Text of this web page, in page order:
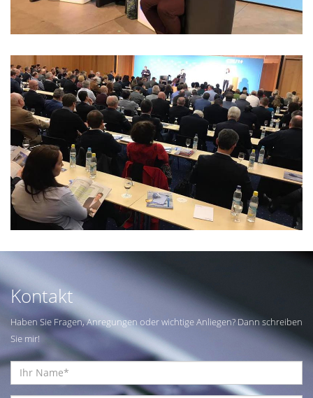
Kontakt
Haben Sie Fragen, Anregungen oder wichtige Anliegen? Dann schreiben
Sie mir!